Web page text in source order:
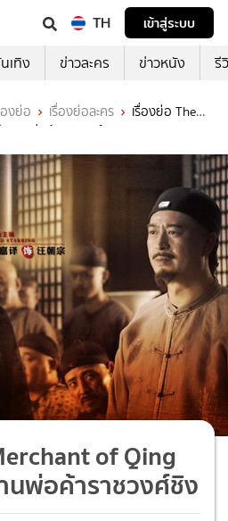
TH
เข้าสู่ระบบ
เทิง ข่าวละคร ข่าวหนัง รี
องย่อ เรื่องย่อละคร
เรื่องย่อ The
นานพ่อค้าราชวงศ์ชิง
of Qing
นพ่อค้าราชวงศ์ชิง